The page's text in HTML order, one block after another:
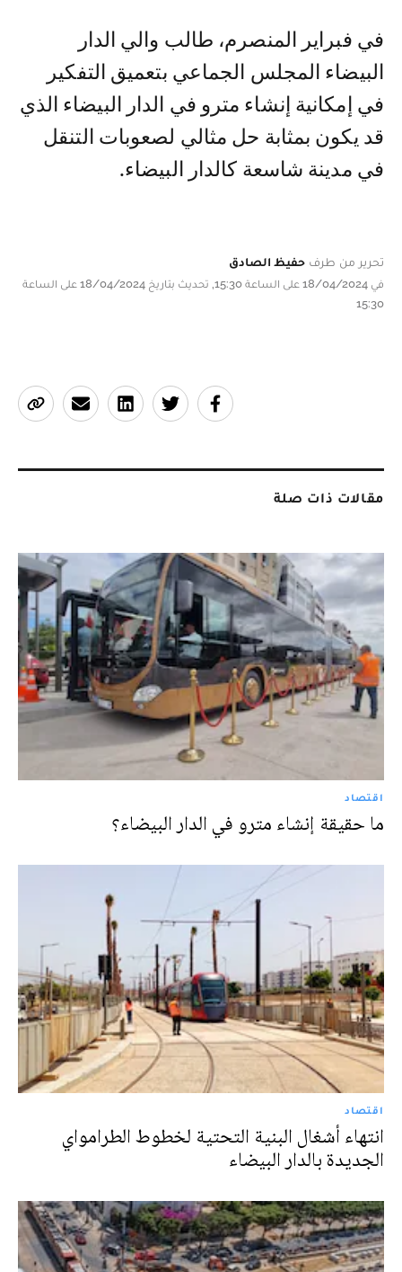
في فبراير المنصرم، طالب والي الدار
البيضاء المجلس الجماعي بتعميق التفكير
في إمكانية إنشاء مترو في الدار البيضاء الذي
قد يكون بمثابة حل مثالي لصعوبات التنقل
في مدينة شاسعة كالدار البيضاء.
تحرير من طرف حفيظ الصادق
في 18/04/2024 على الساعة 15:30, تحديث بتاريخ 18/04/2024 على الساعة
15:30
مقالات ذات صلة
اقتصاد
ما حقيقة إنشاء مترو في الدار البيضاء؟
اقتصاد
انتهاء أشغال البنية التحتية لخطوط الطرامواي
الجديدة بالدار البيضاء